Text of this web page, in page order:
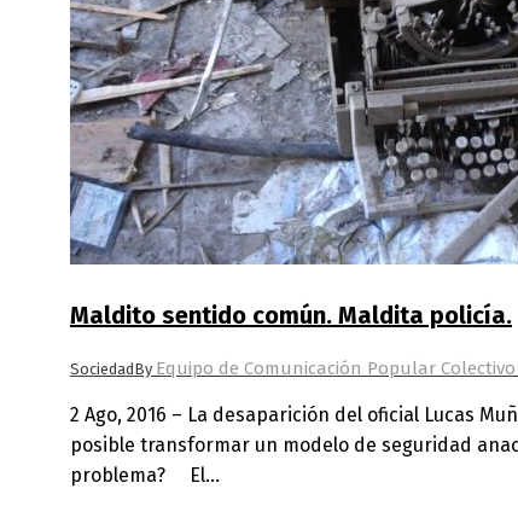
Maldito sentido común. Maldita policía.
SociedadBy Equipo de Comunicación Popular
2 Ago, 2016 – La desaparición del oficial Lucas
posible transformar un modelo de seguridad
problema? El…